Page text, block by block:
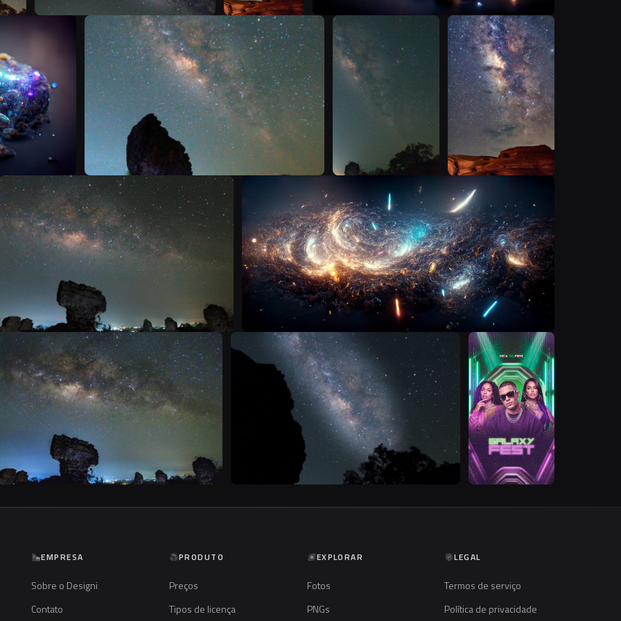
T T
T S
EMPRESA
Sobre o Designi
Contato
PRODUTO
Preços
Tipos de licença
EXPLORAR
Fotos
PNGs
LEGAL
Termos de serviço
Política de privacidade